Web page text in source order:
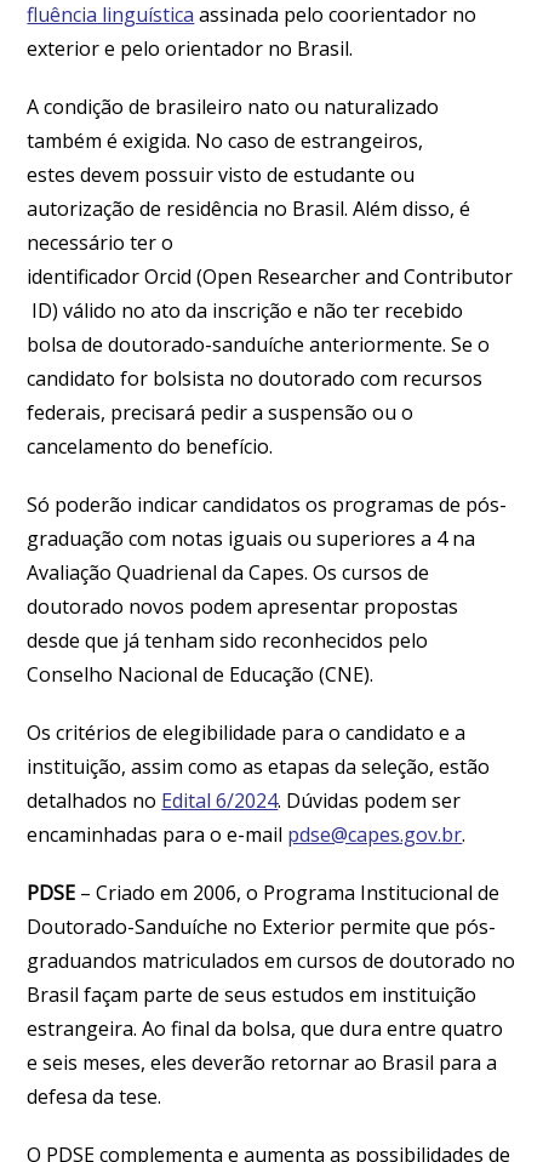
fluência linguística assinada pelo coorientador no
exterior e pelo orientador no Brasil.
A condição de brasileiro nato ou naturalizado
também é exigida. No caso de estrangeiros,
estes devem possuir visto de estudante ou
autorização de residência no Brasil. Além disso, é
necessário ter o
identificador Orcid (Open Researcher and Contributor
ID) válido no ato da inscrição e não ter recebido
bolsa de doutorado-sanduíche anteriormente. Se o
candidato for bolsista no doutorado com recursos
federais, precisará pedir a suspensão ou o
cancelamento do benefício.
Só poderão indicar candidatos os programas de pós-
graduação com notas iguais ou superiores a 4 na
Avaliação Quadrienal da Capes. Os cursos de
doutorado novos podem apresentar propostas
desde que já tenham sido reconhecidos pelo
Conselho Nacional de Educação (CNE).
Os critérios de elegibilidade para o candidato e a
instituição, assim como as etapas da seleção, estão
detalhados no Edital 6/2024. Dúvidas podem ser
encaminhadas para o e-mail pdse@capes.gov.br.
PDSE – Criado em 2006, o Programa Institucional de
Doutorado-Sanduíche no Exterior permite que pós-
graduandos matriculados em cursos de doutorado no
Brasil façam parte de seus estudos em instituição
estrangeira. Ao final da bolsa, que dura entre quatro
e seis meses, eles deverão retornar ao Brasil para a
defesa da tese.
O PDSE complementa e aumenta as possibilidades de